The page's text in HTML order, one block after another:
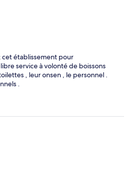
établissement pour
service à volonté de boissons
, leur onsen , le personnel .
.